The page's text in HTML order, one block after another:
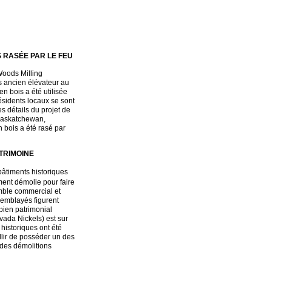
PAR LE FEU
Milling
ancien élévateur au
bois a été utilisée
locaux se sont
détails du projet de
bois a été rasé par
historiques
démolie pour faire
commercial et
figurent
patrimonial
Nickels) est sur
ont été
de posséder un des
démolitions